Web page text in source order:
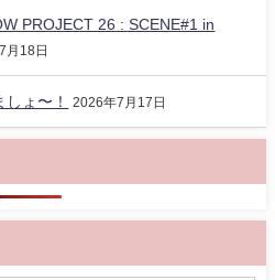
PROJECT 26 : SCENE#1 in
月18日
ょ〜！ 2026年7月17日